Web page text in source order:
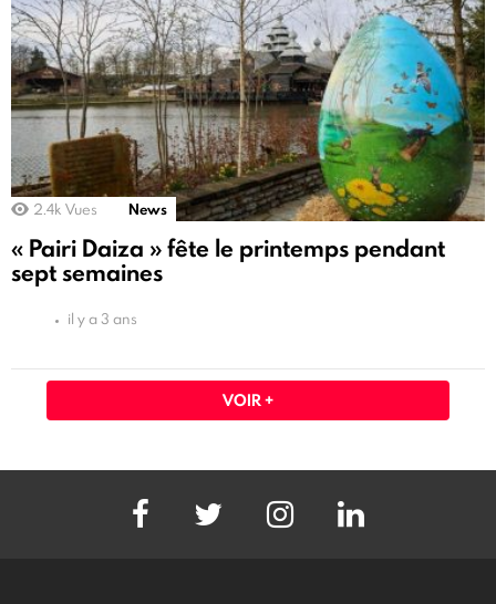
2.4k Vues News
« Pairi Daiza » fête le printemps pendant
sept semaines
il y a 3 ans
VOIR +